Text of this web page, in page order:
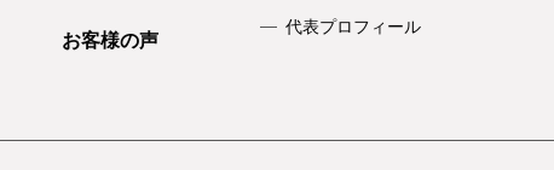
お客様の声
代表プロフィール